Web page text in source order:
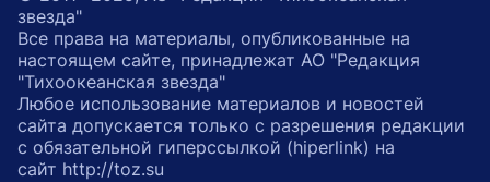
звезда"
Все права на материалы, опубликованные на
настоящем сайте, принадлежат АО "Редакция
"Тихоокеанская звезда"
Любое использование материалов и новостей
сайта допускается только с разрешения редакции
с обязательной гиперссылкой (hiperlink) на
сайт http://toz.su